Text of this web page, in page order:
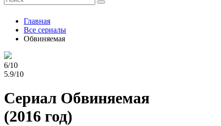
Главная
Все сериалы
Обвиняемая
6/10
5.9/10
Сериал Обвиняемая
(2016 год)